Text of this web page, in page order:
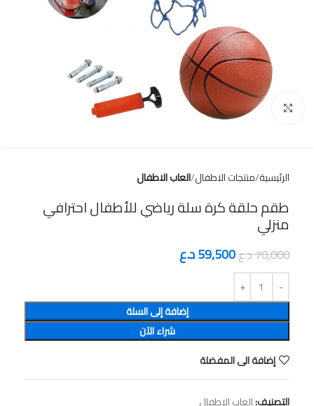
Click to enlarge
الرئيسية منتجات الاطفال العاب الاطفال
طقم حلقة كرة سلة رياضي للأطفال احترافي
منزلي
70,000د.ع59,500د.ع
إضافة إلى السلة
شراء الآن
إضافة الى المفضلة
التصنيف:العاب الاطفال